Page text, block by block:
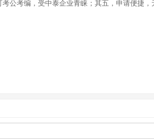
公考编，受中泰企业青睐；其五，申请便捷，